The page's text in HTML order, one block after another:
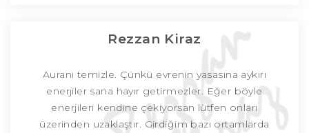
Rezzan Kiraz
Auranı temizle. Çünkü evrenin yasasına aykırı
enerjiler sana hayır getirmezler. Eğer böyle
enerjileri kendine çekiyorsan lütfen onları
üzerinden uzaklaştır. Girdiğim bazı ortamlarda